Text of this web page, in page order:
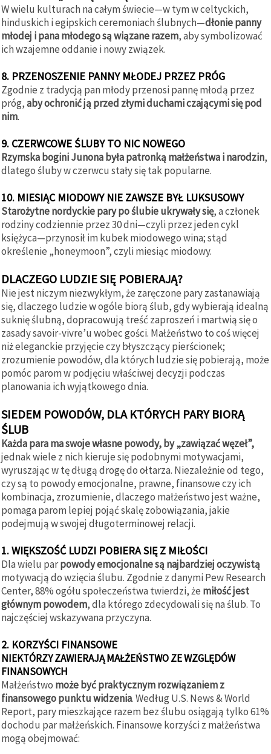
W wielu kulturach na całym świecie—w tym w celtyckich,
hinduskich i egipskich ceremoniach ślubnych—dłonie panny
młodej i pana młodego są wiązane razem, aby symbolizować
ich wzajemne oddanie i nowy związek.
8. PRZENOSZENIE PANNY MŁODEJ PRZEZ PRÓG
Zgodnie z tradycją pan młody przenosi pannę młodą przez
próg,aby ochronić ją przed złymi duchami czającymi się pod
nim.
9. CZERWCOWE ŚLUBY TO NIC NOWEGO
Rzymska bogini Junona była patronką małżeństwa i narodzin,
dlatego śluby w czerwcu stały się tak popularne.
10. MIESIĄC MIODOWY NIE ZAWSZE BYŁ LUKSUSOWY
Starożytne nordyckie pary po ślubie ukrywały się, a członek
rodziny codziennie przez 30 dni—czyli przez jeden cykl
księżyca—przynosił im kubek miodowego wina; stąd
określenie „honeymoon”, czyli miesiąc miodowy.
DLACZEGO LUDZIE SIĘ POBIERAJĄ?
Nie jest niczym niezwykłym, że zaręczone pary zastanawiają
się, dlaczego ludzie w ogóle biorą ślub, gdy wybierają idealną
suknię ślubną, dopracowują treść zaproszeń i martwią się o
zasady savoir-vivre’u wobec gości. Małżeństwo to coś więcej
niż eleganckie przyjęcie czy błyszczący pierścionek;
zrozumienie powodów, dla których ludzie się pobierają, może
pomóc parom w podjęciu właściwej decyzji podczas
planowania ich wyjątkowego dnia.
SIEDEM POWODÓW, DLA KTÓRYCH PARY BIORĄ
ŚLUB
Każda para ma swoje własne powody, by „zawiązać węzeł”,
jednak wiele z nich kieruje się podobnymi motywacjami,
wyruszając w tę długą drogę do ołtarza. Niezależnie od tego,
czy są to powody emocjonalne, prawne, finansowe czy ich
kombinacja, zrozumienie, dlaczego małżeństwo jest ważne,
pomaga parom lepiej pojąć skalę zobowiązania, jakie
podejmują w swojej długoterminowej relacji.
1. WIĘKSZOŚĆ LUDZI POBIERA SIĘ Z MIŁOŚCI
Dla wielu parpowody emocjonalne są najbardziej oczywistą
motywacją do wzięcia ślubu. Zgodnie z danymi Pew Research
Center, 88% ogółu społeczeństwa twierdzi, że miłość jest
głównym powodem, dla którego zdecydowali się na ślub. To
najczęściej wskazywana przyczyna.
2. KORZYŚCI FINANSOWE
NIEKTÓRZY ZAWIERAJĄ MAŁŻEŃSTWO ZE WZGLĘDÓW
FINANSOWYCH
Małżeństwo może być praktycznym rozwiązaniem z
finansowego punktu widzenia. Według U.S. News & World
Report, pary mieszkające razem bez ślubu osiągają tylko 61%
dochodu par małżeńskich. Finansowe korzyści z małżeństwa
mogą obejmować: